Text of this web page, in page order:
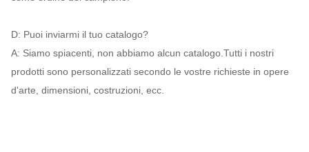
D: Puoi inviarmi il tuo catalogo?
A: Siamo spiacenti, non abbiamo alcun catalogo.Tutti i nostri
prodotti sono personalizzati secondo le vostre richieste in opere
d'arte, dimensioni, costruzioni, ecc.